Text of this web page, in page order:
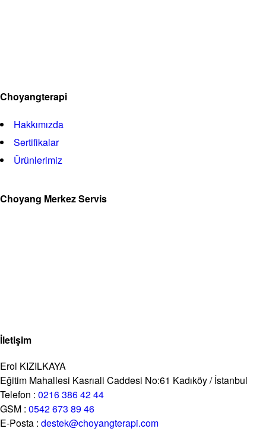
Choyangterapi
Hakkımızda
Sertifikalar
Ürünlerimiz
Choyang Merkez Servis
İletişim
Erol KIZILKAYA
Eğitim Mahallesi Kasrıali Caddesi No:61 Kadıköy / İstanbul
Telefon : 0216 386 42 44
GSM : 0542 673 89 46
E-Posta : destek@choyangterapi.com